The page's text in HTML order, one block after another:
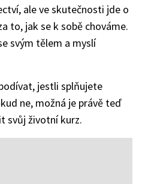
ale ve skutečnosti jde o
to, jak se k sobě chováme.
svým tělem a myslí
jestli splňujete
ne, možná je právě teď
svůj životní kurz.